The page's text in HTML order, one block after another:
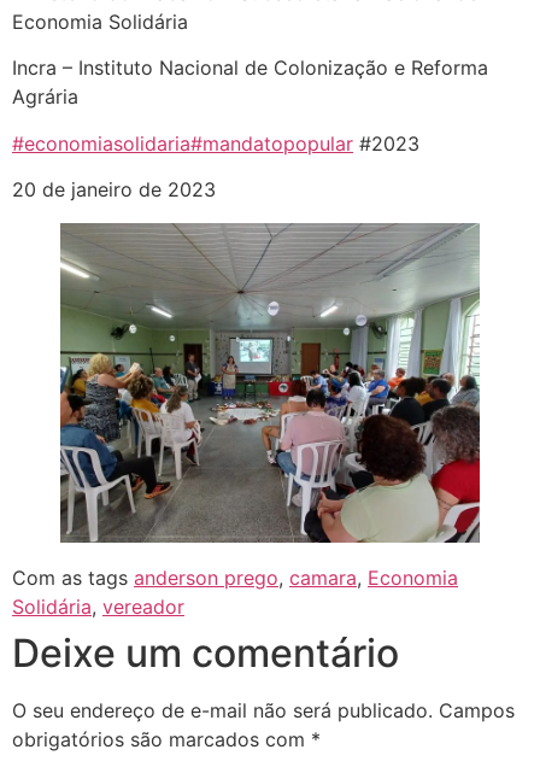
Economia Solidária
Incra – Instituto Nacional de Colonização e Reforma
Agrária
#economiasolidaria#mandatopopular #2023
20 de janeiro de 2023
Com as tags anderson prego, camara, Economia
Solidária, vereador
Deixe um comentário
O seu endereço de e-mail não será publicado. Campos
obrigatórios são marcados com *